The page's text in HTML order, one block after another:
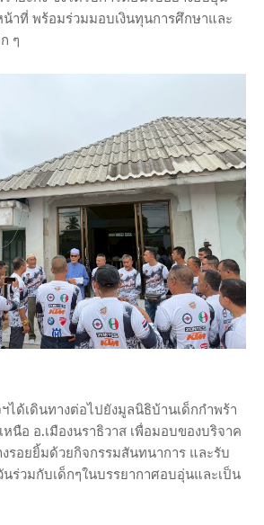
น้าที่ พร้อมร่วมมอบเงินทุนการศึกษาและ
ๆ
ได้เดินทางต่อไปยังมูลนิธิบ้านเด็กกำพร้า
นือ อ.เมืองนราธิวาส เพื่อมอบของบริจาค
รอยยิ้มด้วยกิจกรรมสันทนาการ และรับ
ร่วมกับเด็กๆในบรรยากาศอบอุ่นและเป็น